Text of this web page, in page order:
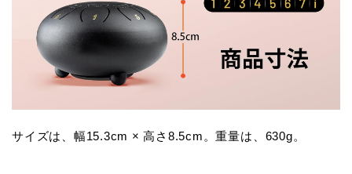
サイズは、幅15.3cm × 高さ8.5cm。重量は、630g。